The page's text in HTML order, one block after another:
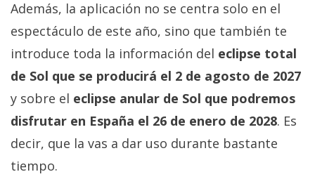
Además, la aplicación no se centra solo en el
espectáculo de este año, sino que también te
introduce toda la información del eclipse total
de Sol que se producirá el 2 de agosto de 2027
y sobre el eclipse anular de Sol que podremos
disfrutar en España el 26 de enero de 2028. Es
decir, que la vas a dar uso durante bastante
tiempo.